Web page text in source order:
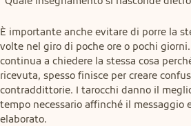
È importante anche evitare di porre la
volte nel giro di poche ore o pochi
continua a chiedere la stessa cosa
ricevuta, spesso finisce per creare
contraddittorie. I tarocchi danno il
tempo necessario affinché il messaggio
elaborato.